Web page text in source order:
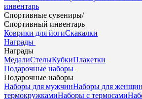
инвентарь
Спортивные сувениры/
Спортивный инвентарь
Коврики для йогиСкакалки
Награды
Награды
МедалиСтелыКубкиПлакетки
Подарочные наборы
Подарочные наборы
Наборы для мужчинНаборы для женщин
термокружкамиНаборы с термосами